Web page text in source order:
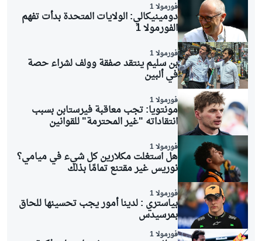
فورمولا 1
دومينيكالي: الولايات المتحدة بدأت تفهم
الفورمولا 1
فورمولا 1
بن سليم ينتقد صفقة وولف لشراء حصة
في ألبين
فورمولا 1
مونتويا: تجب معاقبة فيرستابن بسبب
انتقاداته "غير المحترمة" للقوانين
فورمولا 1
هل استغلت مكلارين كل شيء في ميامي؟
نوريس غير مقتنع تمامًا بذلك
فورمولا 1
بياستري : لدينا أمور يجب تحسينها للحاق
بمرسيدس
فورمولا 1